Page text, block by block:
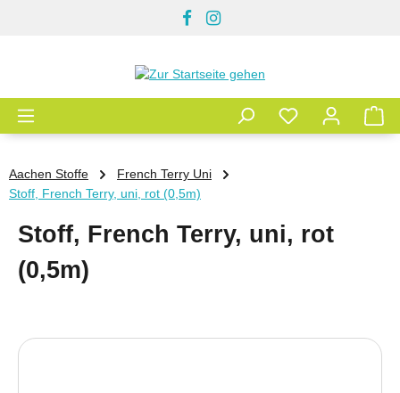
Aachen Stoffe
French Terry Uni
Stoff, French Terry, uni, rot (0,5m)
Stoff, French Terry, uni, rot
(0,5m)
Bildergalerie überspringen